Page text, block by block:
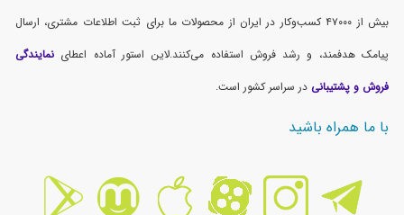
بیش از ۴۷۰۰۰ کسب‌وکار در ایران از محصولات ما برای ثبت اطلاعات مشتری، ارسال
پیامک هدفمند، و رشد فروش استفاده می‌کنند.لاین استور آماده اعطای نمایندگی
فروش و پشتیبانی در سراسر کشور است.
با ما همراه باشید